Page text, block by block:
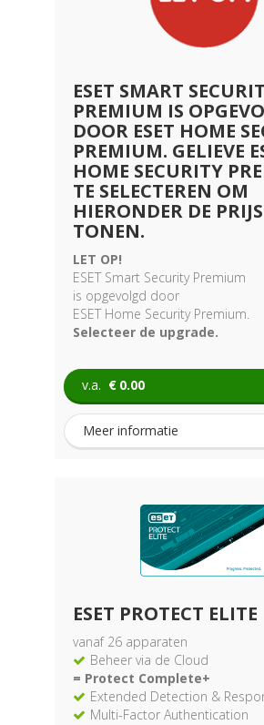
ESET SMART
PREMIUM IS
DOOR ESET HOME
PREMIUM. GELIEVE
HOME SECURITY
TE SELECTEREN OM
HIERONDER DE
TONEN.
LET OP!
ESET Smart Security Premium
is opgevolgd door
ESET Home Security Premium.
Selecteer de upgrade.
v.a. € 0.00
Meer informatie
ESET PROTECT ELITE
vanaf 26 apparaten
Beheer via de Cloud
= Protect Complete+
Extended Detection &
Multi-Factor Authentication